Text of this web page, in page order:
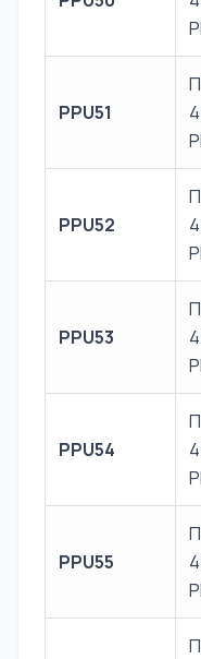
PPU51
PPU52
PPU53
PPU54
PPU55